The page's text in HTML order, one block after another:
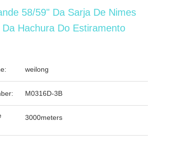
58/59" Da Sarja De Nimes
Da Hachura Do Estiramento
weilong
M0316D-3B
3000meters